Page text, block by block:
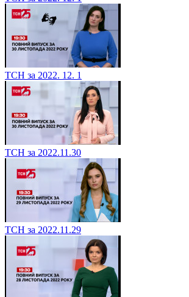
ТСН за 2022. 12. 1
ТСН за 2022.11.30
ТСН за 2022.11.29